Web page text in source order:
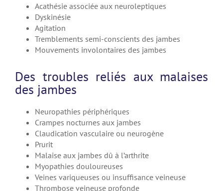
Acathésie associée aux neuroleptiques
Dyskinésie
Agitation
Tremblements semi-conscients des jambes
Mouvements involontaires des jambes
Des troubles reliés aux malaises
des jambes
Neuropathies périphériques
Crampes nocturnes aux jambes
Claudication vasculaire ou neurogène
Prurit
Malaise aux jambes dû à l’arthrite
Myopathies douloureuses
Veines variqueuses ou insuffisance veineuse
Thrombose veineuse profonde